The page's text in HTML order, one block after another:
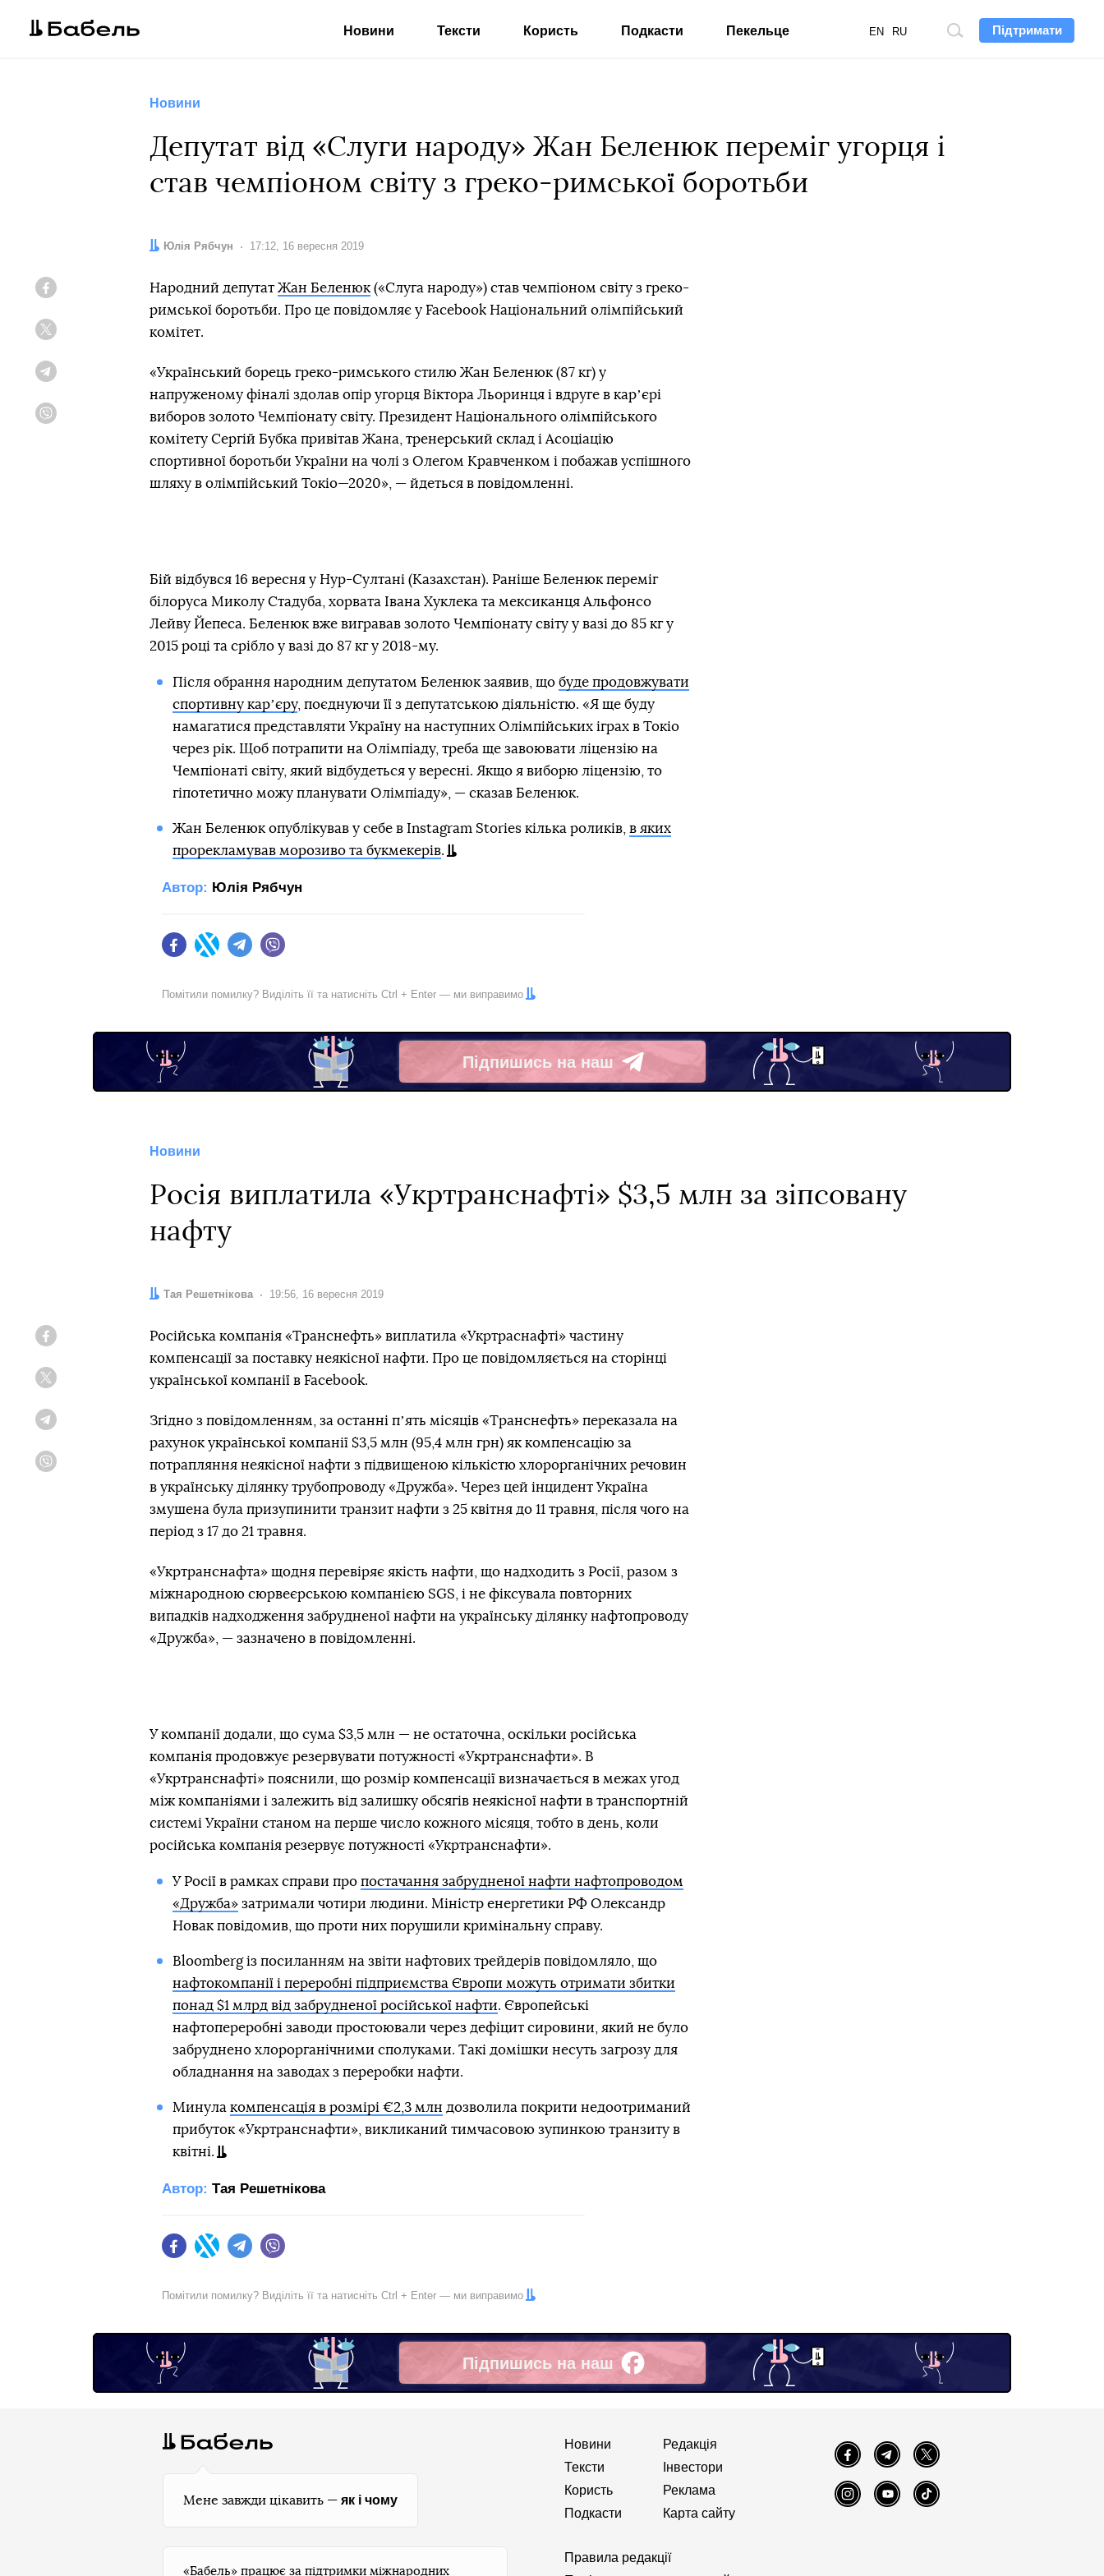
Підтримати
Пошук
EN RU
Новини Тексти Користь Подкасти Пекельце
Новини
Депутат від «Слуги народу» Жан Беленюк переміг угорця і
став чемпіоном світу з греко-римської боротьби
Автор:
Юлія Рябчун Дата:
17:12, 16 вересня 2019
Народний депутат Жан Беленюк («Слуга народу») став чемпіоном світу з греко-
римської боротьби. Про це повідомляє у Facebook Національний олімпійський
комітет.
«Український борець греко-римського стилю Жан Беленюк (87 кг) у
напруженому фіналі здолав опір угорця Віктора Льоринця і вдруге в карʼєрі
виборов золото Чемпіонату світу. Президент Національного олімпійського
комітету Сергій Бубка привітав Жана, тренерський склад і Асоціацію
спортивної боротьби України на чолі з Олегом Кравченком і побажав успішного
шляху в олімпійський Токіо—2020», — йдеться в повідомленні.
Бій відбувся 16 вересня у Нур-Султані (Казахстан). Раніше Беленюк переміг
білоруса Миколу Стадуба, хорвата Івана Хуклека та мексиканця Альфонсо
Лейву Йепеса. Беленюк вже вигравав золото Чемпіонату світу у вазі до 85 кг у
2015 році та срібло у вазі до 87 кг у 2018-му.
Після обрання народним депутатом Беленюк заявив, що буде продовжувати
спортивну карʼєру, поєднуючи її з депутатською діяльністю. «Я ще буду
намагатися представляти Україну на наступних Олімпійських іграх в Токіо
через рік. Щоб потрапити на Олімпіаду, треба ще завоювати ліцензію на
Чемпіонаті світу, який відбудеться у вересні. Якщо я виборю ліцензію, то
гіпотетично можу планувати Олімпіаду», — сказав Беленюк.
Жан Беленюк опублікував у себе в Instagram Stories кілька роликів, в яких
прорекламував морозиво та букмекерів.
Автор: Юлія Рябчун
FacebookTwitter Telegram
Помітили помилку? Виділіть її та натисніть Ctrl + Enter — ми виправимо
Підпишись на наш
Telegram
Новини
Росія виплатила «Укртранснафті» $3,5 млн за зіпсовану
нафту
Автор:
Тая Решетнікова Дата:
19:56, 16 вересня 2019
Російська компанія «Транснефть» виплатила «Укртраснафті» частину
компенсації за поставку неякісної нафти. Про це повідомляється на сторінці
української компанії в Facebook.
Згідно з повідомленням, за останні пʼять місяців «Транснефть» переказала на
рахунок української компанії $3,5 млн (95,4 млн грн) як компенсацію за
потрапляння неякісної нафти з підвищеною кількістю хлорорганічних речовин
в українську ділянку трубопроводу «Дружба». Через цей інцидент Україна
змушена була призупинити транзит нафти з 25 квітня до 11 травня, після чого на
період з 17 до 21 травня.
«Укртранснафта» щодня перевіряє якість нафти, що надходить з Росії, разом з
міжнародною сюрвеєрською компанією SGS, і не фіксувала повторних
випадків надходження забрудненої нафти на українську ділянку нафтопроводу
«Дружба», — зазначено в повідомленні.
У компанії додали, що сума $3,5 млн — не остаточна, оскільки російська
компанія продовжує резервувати потужності «Укртранснафти». В
«Укртранснафті» пояснили, що розмір компенсації визначається в межах угод
між компаніями і залежить від залишку обсягів неякісної нафти в транспортній
системі України станом на перше число кожного місяця, тобто в день, коли
російська компанія резервує потужності «Укртранснафти».
У Росії в рамках справи про постачання забрудненої нафти нафтопроводом
«Дружба»затримали чотири людини. Міністр енергетики РФ Олександр
Новак повідомив, що проти них порушили кримінальну справу.
Bloomberg із посиланням на звіти нафтових трейдерів повідомляло, що
нафтокомпанії і переробні підприємства Європи можуть отримати збитки
понад $1 млрд від забрудненої російської нафти. Європейські
нафтопереробні заводи простоювали через дефіцит сировини, який не було
забруднено хлорорганічними сполуками. Такі домішки несуть загрозу для
обладнання на заводах з переробки нафти.
Минула компенсація в розмірі €2,3 млн дозволила покрити недоотриманий
прибуток «Укртранснафти», викликаний тимчасовою зупинкою транзиту в
квітні.
Автор: Тая Решетнікова
FacebookTwitter Telegram
Помітили помилку? Виділіть її та натисніть Ctrl + Enter — ми виправимо
Підпишись на наш
Facebook
Мене завжди цікавить — як і чому
Новини
Тексти
Користь
Подкасти
Редакція
Інвестори
Реклама
Карта сайту
FacebookTelegram Twitter
InstagramYouTube TikTok
Правила редакції
«Бабель» працює за підтримки міжнародних